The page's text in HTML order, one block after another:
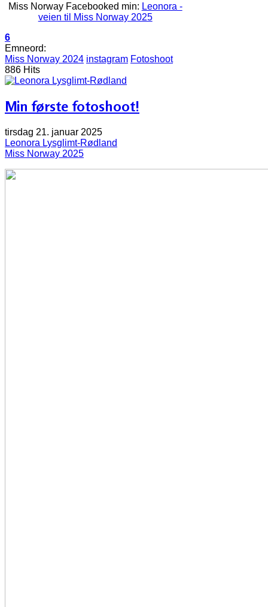
Miss Norway Facebooked min: Leonora -
veien til Miss Norway 2025
6
Emneord:
Miss Norway 2024 instagram Fotoshoot
886 Hits
Min første fotoshoot!
tirsdag 21. januar 2025
Leonora Lysglimt-Rødland
Miss Norway 2025